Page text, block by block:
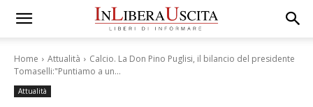
Home Attualità
Calcio. La Don Pino Puglisi, il bilancio del presidente
Tomaselli:"Puntiamo a un...
Attualità